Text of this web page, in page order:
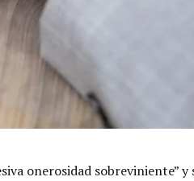
onerosidad sobreviniente” y